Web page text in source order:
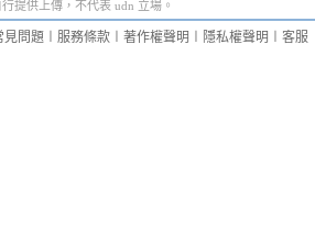
提供上傳，不代表 udn 立場。
見問題 服務條款 著作權聲明 隱私權聲明 客服